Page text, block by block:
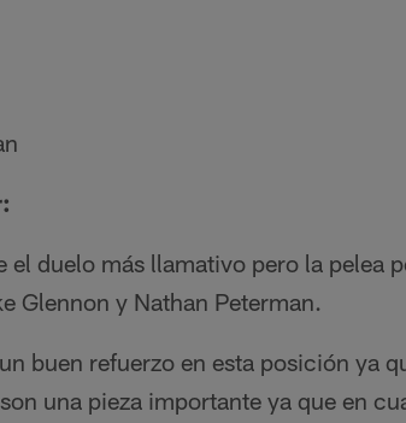
el duelo más llamativo pero la pelea
Glennon y Nathan Peterman.
buen refuerzo en esta posición ya
una pieza importante ya que en